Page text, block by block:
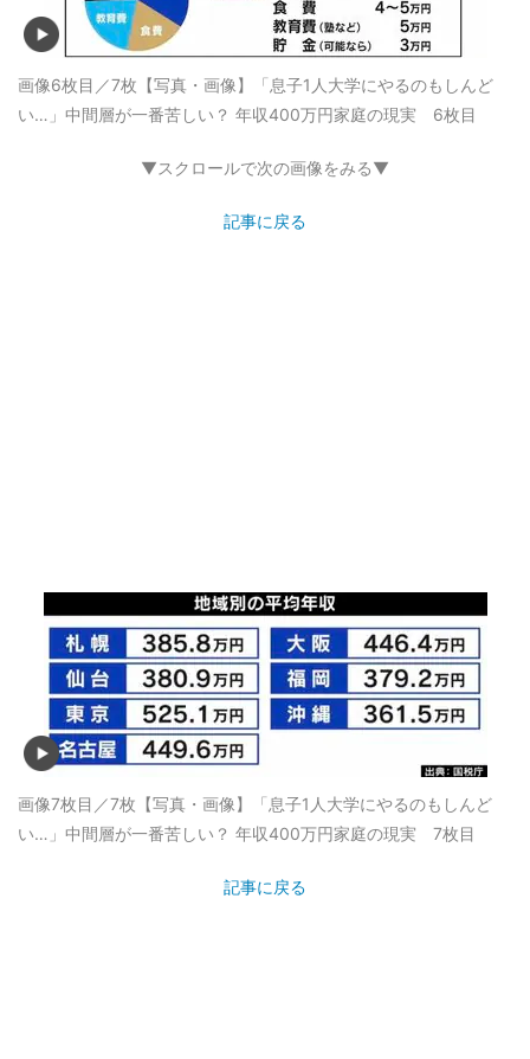
画像6枚目／7枚 【写真・画像】「息子1人大学にやるのもしんど
い…」中間層が一番苦しい？ 年収400万円家庭の現実 6枚目
▼スクロールで次の画像をみる▼
記事に戻る
画像7枚目／7枚 【写真・画像】「息子1人大学にやるのもしんど
い…」中間層が一番苦しい？ 年収400万円家庭の現実 7枚目
記事に戻る